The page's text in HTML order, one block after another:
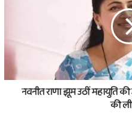
नवनीत राणा झूम उठीं महायुति
की